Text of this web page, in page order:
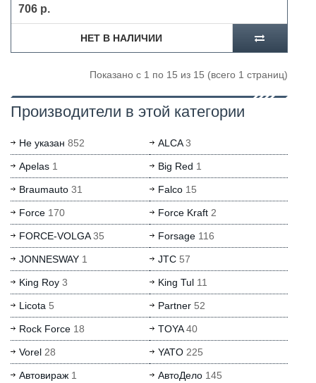
706 р.
НЕТ В НАЛИЧИИ
Показано с 1 по 15 из 15 (всего 1 страниц)
Производители в этой категории
Не указан 852 ALCA3
Apelas 1 Big Red 1
Braumauto 31 Falco15
Force 170 Force Kraft2
FORCE-VOLGA35 Forsage116
JONNESWAY 1 JTC57
King Roy 3 King Tul11
Licota 5 Partner52
Rock Force 18 TOYA40
Vorel 28 YATO225
Автовираж 1 АвтоДело145